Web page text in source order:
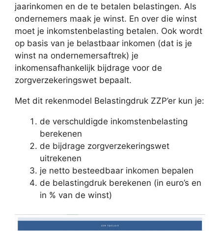
jaarinkomen en de te betalen belastingen. Als
ondernemers maak je winst. En over die winst
moet je inkomstenbelasting betalen. Ook wordt
op basis van je belastbaar inkomen (dat is je
winst na ondernemersaftrek) je
inkomensafhankelijk bijdrage voor de
zorgverzekeringswet bepaalt.
Met dit rekenmodel Belastingdruk ZZP’er kun je:
de verschuldigde inkomstenbelasting
berekenen
de bijdrage zorgverzekeringswet
uitrekenen
je netto besteedbaar inkomen bepalen
de belastingdruk berekenen (in euro’s en
in % van de winst)